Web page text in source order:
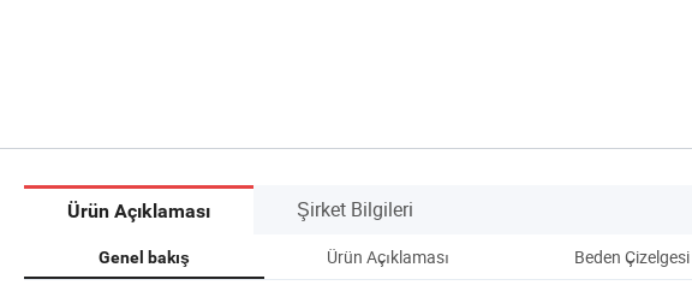
Ürün Açıklaması Şirket Bilgileri
Genel bakış Ürün Açıklaması Beden Çizelgesi